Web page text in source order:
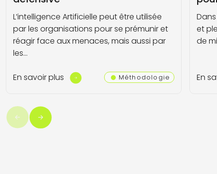
L’intelligence Artificielle peut être utilisée
par les organisations pour se prémunir et
réagir face aux menaces, mais aussi par
les…
En savoir plus Méthodologie
et
de
En